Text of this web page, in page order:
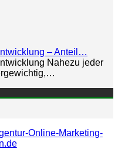
– Anteil…
Nahezu jeder
Online-Marketing-